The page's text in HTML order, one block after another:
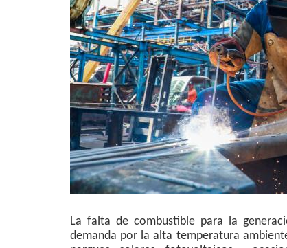
La falta de combustible para la
demanda por la alta temperatura